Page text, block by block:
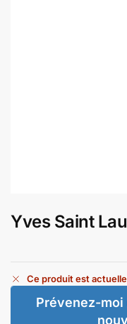
Yves Saint
Ce produit est
Prévenez-moi